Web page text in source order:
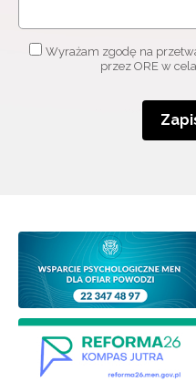
Wyrażam zgodę na
przez ORE w